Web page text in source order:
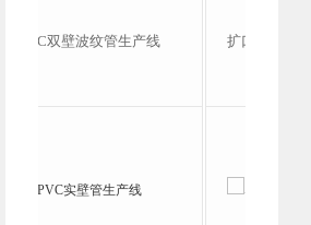
扩口机